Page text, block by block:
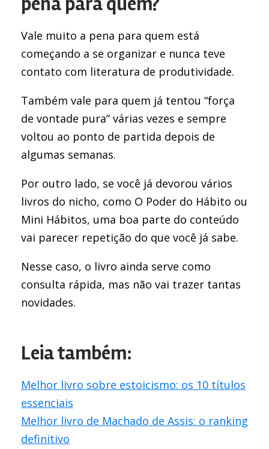
Vale muito a pena para quem está
começando a se organizar e nunca teve
contato com literatura de produtividade.
Também vale para quem já tentou “força
de vontade pura” várias vezes e sempre
voltou ao ponto de partida depois de
algumas semanas.
Por outro lado, se você já devorou vários
livros do nicho, como O Poder do Hábito ou
Mini Hábitos, uma boa parte do conteúdo
vai parecer repetição do que você já sabe.
Nesse caso, o livro ainda serve como
consulta rápida, mas não vai trazer tantas
novidades.
Leia também:
Melhor livro sobre estoicismo: os 10 títulos
essenciais
Melhor livro de Machado de Assis: o ranking
definitivo